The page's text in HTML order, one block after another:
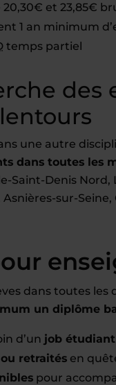
et 23,85€
1 an minimum
temps partiel
des
une autre
dans toutes les
Saint-Denis
sur-
dans toutes
un diplôme
d’un job étudiant
retraités en
pour